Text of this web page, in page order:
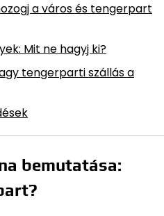
a város és tengerpart
Mit ne hagyj ki?
tengerparti szállás a
bemutatása: